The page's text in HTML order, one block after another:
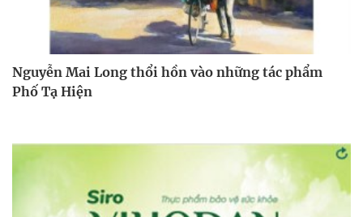
Nguyễn Mai Long thổi hồn vào những tác phẩm
Phố Tạ Hiện